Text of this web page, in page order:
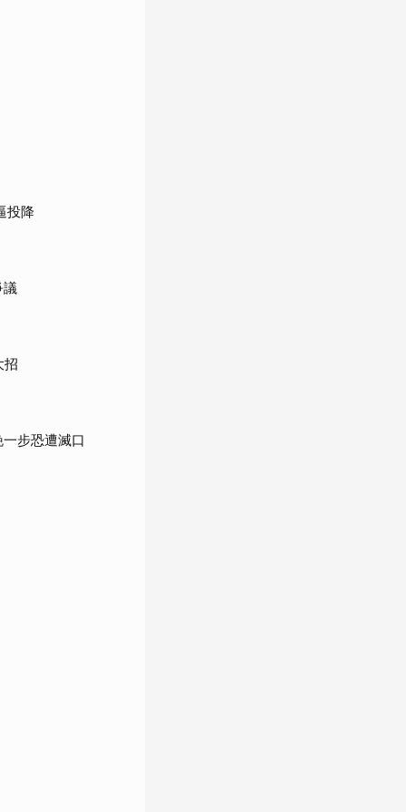
投降
議
招
步恐遭滅口